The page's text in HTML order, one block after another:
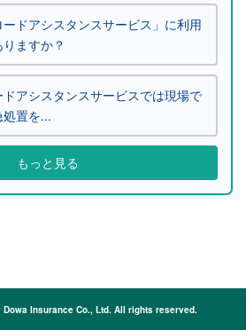
ードアシスタンスサービス」に利用
ますか？
ドアシスタンスサービスでは現場で
置を...
もっと見る
Insurance Co., Ltd. All rights reserved.